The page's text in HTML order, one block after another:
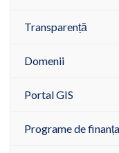
Transparență
Domenii
Portal GIS
Programe de